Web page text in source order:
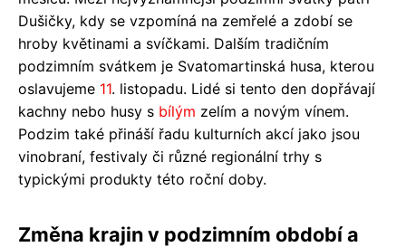
Dušičky, kdy se vzpomíná na zemřelé a zdobí se
hroby květinami a svíčkami. Dalším tradičním
podzimním svátkem je Svatomartinská husa, kterou
oslavujeme 11. listopadu. Lidé si tento den dopřávají
kachny nebo husy s bílým zelím a novým vínem.
Podzim také přináší řadu kulturních akcí jako jsou
vinobraní, festivaly či různé regionální trhy s
typickými produkty této roční doby.
Změna krajin v podzimním období a